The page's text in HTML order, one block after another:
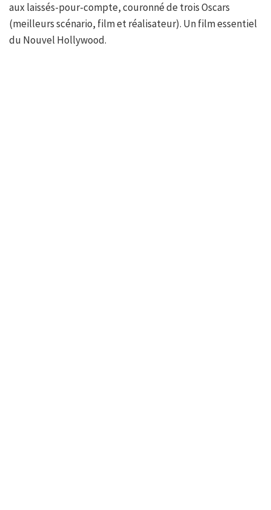
aux laissés-pour-compte, couronné de trois Oscars
(meilleurs scénario, film et réalisateur). Un film essentiel
du Nouvel Hollywood.